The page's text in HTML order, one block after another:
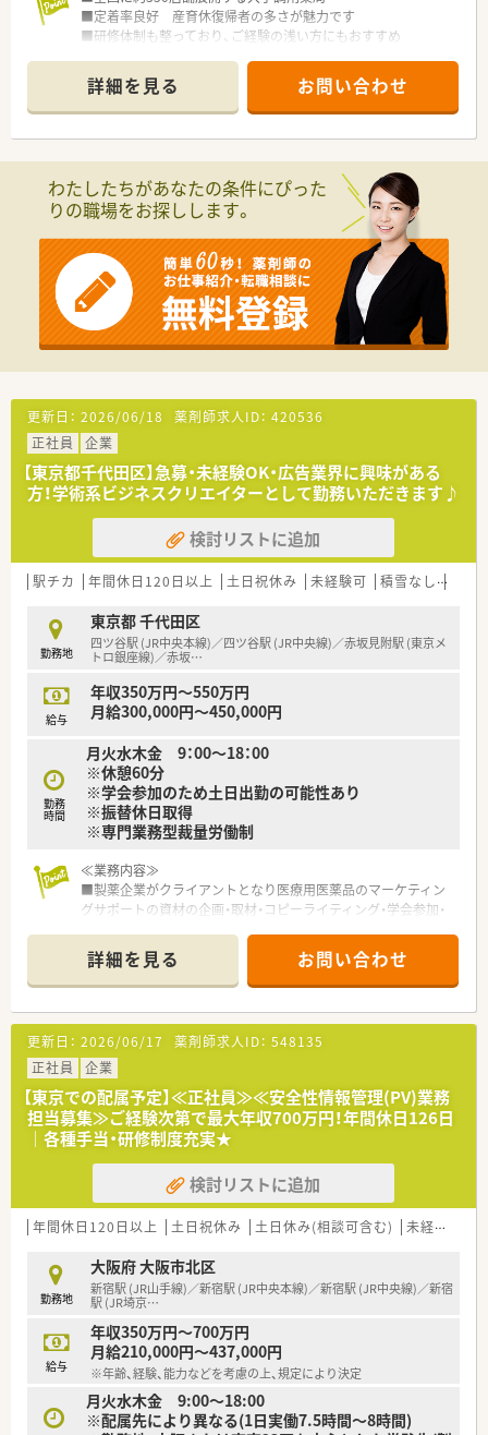
■定着率良好 産育休復帰者の多さが魅力です
■研修体制も整っており、ご経験の浅い方にもおすすめ
詳細を見る お問い合わせ
わたしたちがあなたの条件にぴった
りの職場をお探しします。
更新日： 2026/06/18 薬剤師求人ID： 420536
正社員
企業
【東京都千代田区】急募・未経験OK・広告業界に興味がある
方！学術系ビジネスクリエイターとして勤務いただきます♪
検討リストに追加
駅チカ 年間休日120日以上 土日祝休み 未経験可 積雪なし
勤務地
東京都 千代田区
四ツ谷駅 (JR中央本線)／四ツ谷駅 (JR中央線)／赤坂見附駅 (東京メ
トロ銀座線)／赤坂…
給与
年収350万円～550万円
月給300,000円～450,000円
勤務
時間
月火水木金 9：00～18：00
※休憩60分
※学会参加のため土日出勤の可能性あり
※振替休日取得
※専門業務型裁量労働制
≪業務内容≫
■製薬企業がクライアントとなり医療用医薬品のマーケティン
グサポートの資材の企画・取材・コピーライティング・学会参加・
す。
■医薬品の説明のためのデータ解説パンフレット、パワーポイ
ントのスライド、学会や講演会の記録パンフレット、WEBページ
作成、疫病や治療法の解説動画、患者の服薬指導ツール疾患啓発
イベントの製作をします。
＜こんな方が合っています＞
■広告業界への高い意欲、向上心がある方
■マーケティング・広告の製作に関心があること
■英語力のある方（読むことに抵抗がない方）
■コミュニケーション能力が高い方
■周りを巻き込んでプロジェクトを進められる方
■文章力に自信のある方
≪こんな企業です≫
■大手の広告代理店がやりたがらない分野も積極的に手掛けて
おり、隙間を埋めるマルチクリエイティブエージェンシーです。
■目の前のことよりも中長期的な目線での経営を心がけており
ます。
■仲間を大切にする社風で社員同士の仲が良くチーム力を大切
にしています。
■現場主義のためどのような仕事でも現場に足お運び、直接見聞
きした情報やクライアントの思いを共有しています。
■マネージメント層の方もプレイヤーとして活躍しているため
詳細を見る お問い合わせ
更新日： 2026/06/17 薬剤師求人ID： 548135
正社員
企業
【東京での配属予定】≪正社員≫≪安全性情報管理(PV)業務
担当募集≫ご経験次第で最大年収700万円！年間休日126日
｜各種手当・研修制度充実★
検討リストに追加
年間休日120日以上 土日祝休み 土日休み(相談可含む) 未経験可
勤務地
大阪府 大阪市北区
新宿駅 (JR山手線)／新宿駅 (JR中央本線)／新宿駅 (JR中央線)／新宿
駅 (JR埼京…
給与
年収350万円～700万円
月給210,000円～437,000円
※年齢、経験、能力などを考慮の上、規定により決定
月火水木金 9:00～18:00
※配属先により異なる(1日実働7.5時間～8時間)